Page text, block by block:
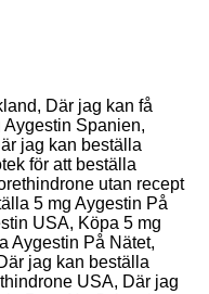
Där jag kan få
Aygestin Spanien,
jag kan beställa
för att beställa
utan recept
5 mg Aygestin På
USA, Köpa 5 mg
Aygestin På Nätet,
jag kan beställa
USA, Där jag